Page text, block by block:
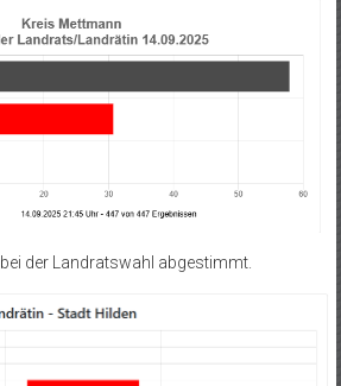
bei der Landratswahl abgestimmt.